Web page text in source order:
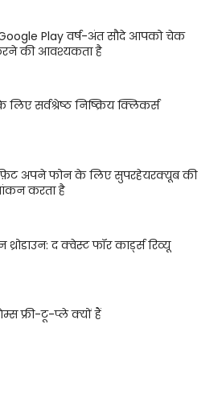
Google Play वर्ष-अंत सौदे आपको चेक
की आवश्यकता है
लिए सर्वश्रेष्ठ निष्क्रिय क्लिकर्स
अपने फोन के लिए सुपरहेयरक्यूब की
करता है
द क्वेस्ट फॉर कार्ड्स रिव्यू
फ्री-टू-प्ले क्यों हैं